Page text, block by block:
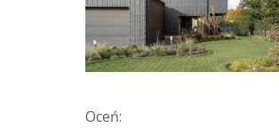
Oceń: